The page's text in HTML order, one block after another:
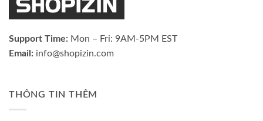
Support Time: Mon – Fri: 9AM-5PM EST
Email: info@shopizin.com
THÔNG TIN THÊM